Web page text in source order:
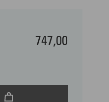
747,00